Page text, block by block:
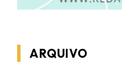
ARQUIVO